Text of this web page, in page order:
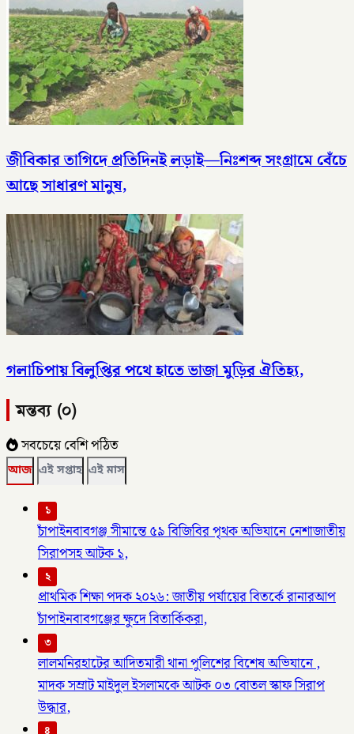
জীবিকার তাগিদে প্রতিদিনই লড়াই—নিঃশব্দ সংগ্রামে বেঁচে
আছে সাধারণ মানুষ,
গলাচিপায় বিলুপ্তির পথে হাতে ভাজা মুড়ির ঐতিহ্য,
মন্তব্য (০)
সবচেয়ে বেশি পঠিত
আজ এই সপ্তাহ এই মাস
১
চাঁপাইনবাবগঞ্জ সীমান্তে ৫৯ বিজিবির পৃথক অভিযানে নেশাজাতীয়
সিরাপসহ আটক ১,
২
প্রাথমিক শিক্ষা পদক ২০২৬: জাতীয় পর্যায়ের বিতর্কে রানারআপ
চাঁপাইনবাবগঞ্জের ক্ষুদে বিতার্কিকরা,
৩
লালমনিরহাটের আদিতমারী থানা পুলিশের বিশেষ অভিযানে ,
মাদক সম্রাট মাইদুল ইসলামকে আটক ০৩ বোতল স্কাফ সিরাপ
উদ্ধার,